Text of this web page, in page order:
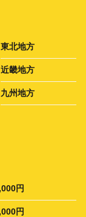
東北地方
近畿地方
九州地方
円
円